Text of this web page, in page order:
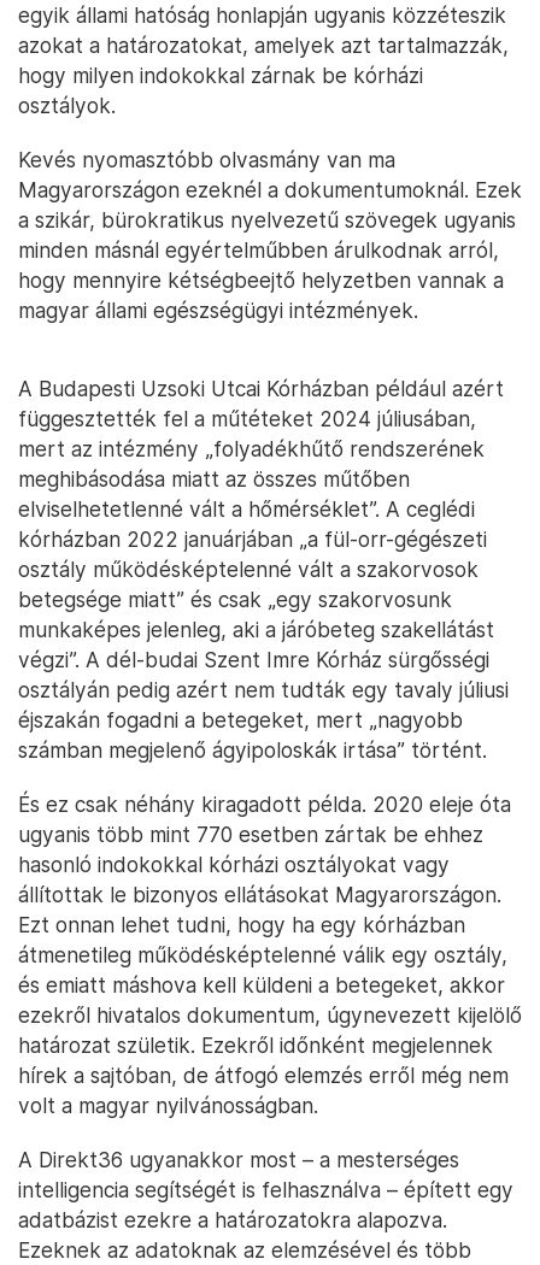
egyik állami hatóság honlapján ugyanis közzéteszik
azokat a határozatokat, amelyek azt tartalmazzák,
hogy milyen indokokkal zárnak be kórházi
osztályok.
Kevés nyomasztóbb olvasmány van ma
Magyarországon ezeknél a dokumentumoknál. Ezek
a szikár, bürokratikus nyelvezetű szövegek ugyanis
minden másnál egyértelműbben árulkodnak arról,
hogy mennyire kétségbeejtő helyzetben vannak a
magyar állami egészségügyi intézmények.
A Budapesti Uzsoki Utcai Kórházban például azért
függesztették fel a műtéteket 2024 júliusában,
mert az intézmény „folyadékhűtő rendszerének
meghibásodása miatt az összes műtőben
elviselhetetlenné vált a hőmérséklet”. A ceglédi
kórházban 2022 januárjában „a fül-orr-gégészeti
osztály működésképtelenné vált a szakorvosok
betegsége miatt” és csak „egy szakorvosunk
munkaképes jelenleg, aki a járóbeteg szakellátást
végzi”. A dél-budai Szent Imre Kórház sürgősségi
osztályán pedig azért nem tudták egy tavaly júliusi
éjszakán fogadni a betegeket, mert „nagyobb
számban megjelenő ágyipoloskák irtása” történt.
És ez csak néhány kiragadott példa. 2020 eleje óta
ugyanis több mint 770 esetben zártak be ehhez
hasonló indokokkal kórházi osztályokat vagy
állítottak le bizonyos ellátásokat Magyarországon.
Ezt onnan lehet tudni, hogy ha egy kórházban
átmenetileg működésképtelenné válik egy osztály,
és emiatt máshova kell küldeni a betegeket, akkor
ezekről hivatalos dokumentum, úgynevezett kijelölő
határozat születik. Ezekről időnként megjelennek
hírek a sajtóban, de átfogó elemzés erről még nem
volt a magyar nyilvánosságban.
A Direkt36 ugyanakkor most – a mesterséges
intelligencia segítségét is felhasználva – épített egy
adatbázist ezekre a határozatokra alapozva.
Ezeknek az adatoknak az elemzésével és több